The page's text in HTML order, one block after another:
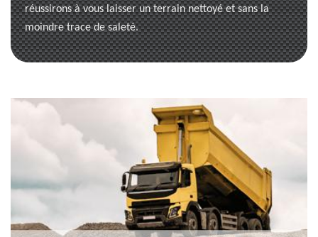
réussirons à vous laisser un terrain nettoyé et sans la
moindre trace de saleté.